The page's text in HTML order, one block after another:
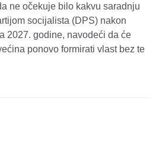
ne očekuje bilo kakvu saradnju
socijalista (DPS) nakon
2027. godine, navodeći da će
ponovo formirati vlast bez te